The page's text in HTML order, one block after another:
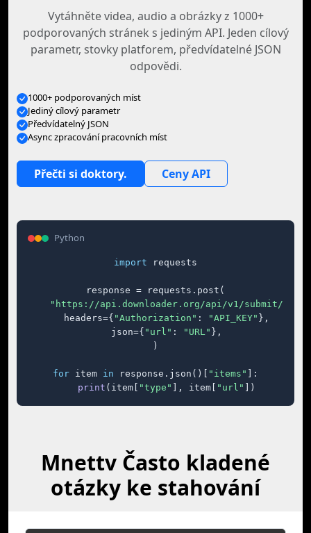
Vytáhněte videa, audio a obrázky z 1000+
podporovaných stránek s jediným API. Jeden cílový
parametr, stovky platforem, předvídatelné JSON
odpovědi.
1000+ podporovaných míst
Jediný cílový parametr
Předvídatelný JSON
Async zpracování pracovních míst
Přečti si doktory. Ceny API
Python
import requests
response = requests.post(
"https://api.downloader.org/api/v1/submit/"
    headers={
"Authorization" : "API_KEY" },
    json={
"url" : "URL" },
)
for item in response.json()[ "items"
]:
print (item[ "type" ], item[ "url" ])
Mnettv Často kladené
otázky ke stahování